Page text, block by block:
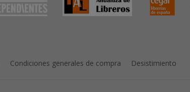
Condiciones generales de compra Desistimiento